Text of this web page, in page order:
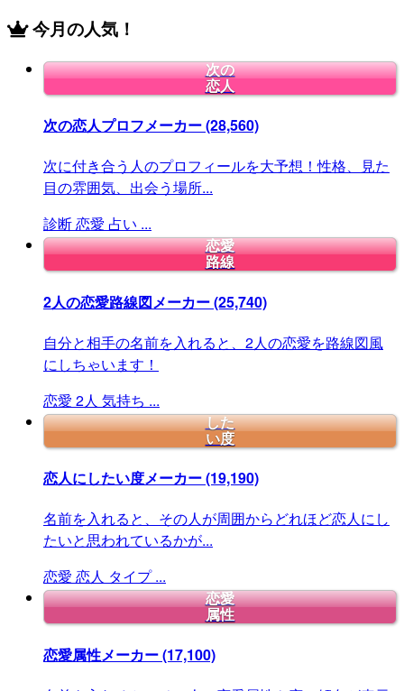
今月の人気！
次の
恋人
次の恋人プロフメーカー(28,560)
次に付き合う人のプロフィールを大予想！性格、見た
目の雰囲気、出会う場所...
診断恋愛 占い ...
恋愛
路線
2人の恋愛路線図メーカー(25,740)
自分と相手の名前を入れると、2人の恋愛を路線図風
にしちゃいます！
恋愛 2人 気持ち ...
した
い度
恋人にしたい度メーカー(19,190)
名前を入れると、その人が周囲からどれほど恋人にし
たいと思われているかが...
恋愛 恋人 タイプ ...
恋愛
属性
恋愛属性メーカー(17,100)